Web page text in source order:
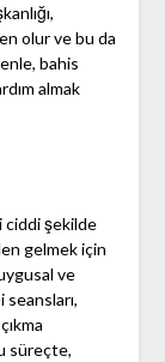
olur ve bu da
bahis
almak
ciddi şekilde
gelmek için
ve
süreçte,